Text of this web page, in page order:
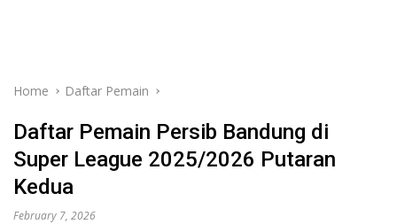
Home Daftar Pemain
Daftar Pemain Persib Bandung di
Super League 2025/2026 Putaran
Kedua
February 7, 2026